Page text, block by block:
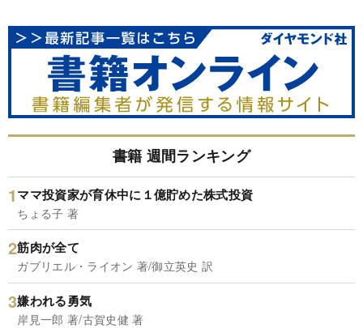
書籍 週間ランキング
ママ投資家が育休中に１億貯めた株式投資
ちょる子 著
筋肉が全て
ガブリエル・ライオン 著/御立英史 訳
嫌われる勇気
岸見一郎 著/古賀史健 著